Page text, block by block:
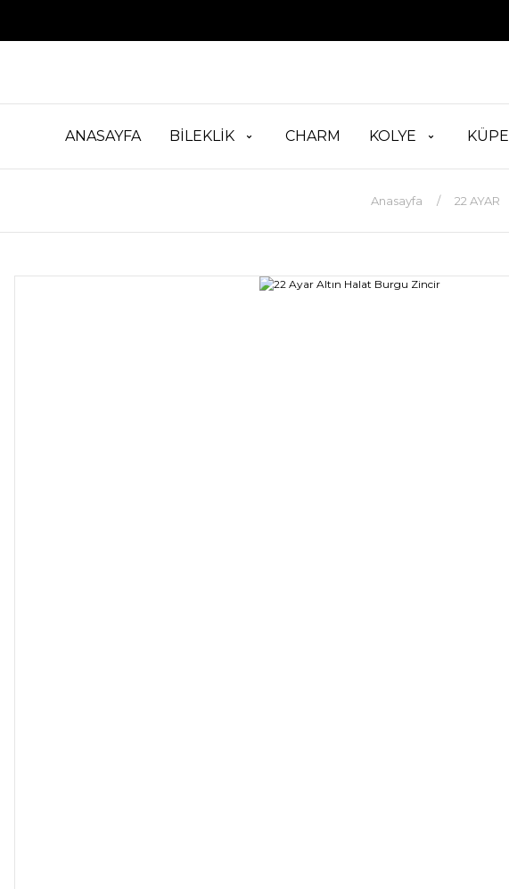
ANASAYFA BİLEKLİK CHARM KOLYE KÜPE
Anasayfa 22 AYAR